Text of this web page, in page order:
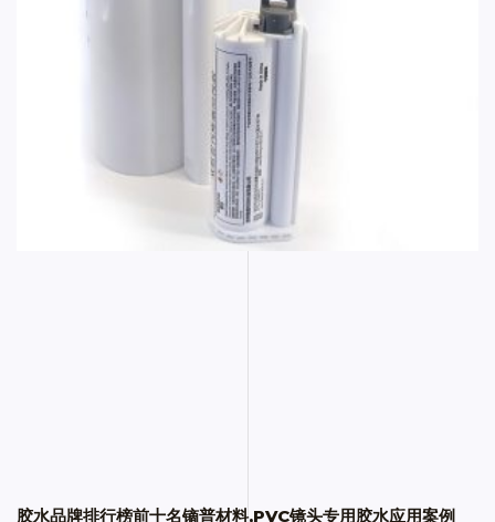
胶水品牌排行榜前十名镝普材料,PVC镜头专用胶水应用案例